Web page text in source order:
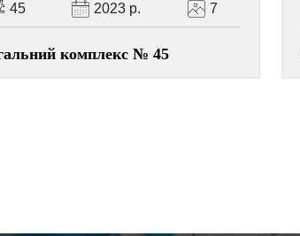
45 2023 р. 7
комплекс № 45